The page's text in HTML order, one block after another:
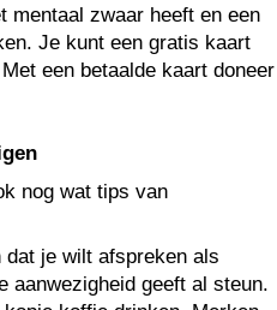
mentaal zwaar heeft en een
Je kunt een gratis kaart
een betaalde kaart doneer
nog wat tips van
je wilt afspreken als
aanwezigheid geeft al steun.